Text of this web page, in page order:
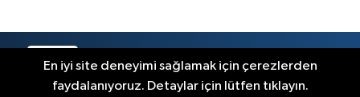
En iyi site deneyimi sağlamak için çerezlerden
faydalanıyoruz. Detaylar için lütfen tıklayın.